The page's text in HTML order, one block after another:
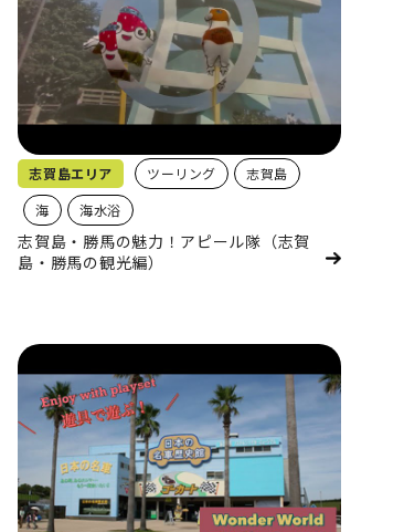
志賀島エリア ツーリング
志賀島
海
海水浴
志賀島・勝馬の魅力！アピール隊（志賀
島・勝馬の観光編）